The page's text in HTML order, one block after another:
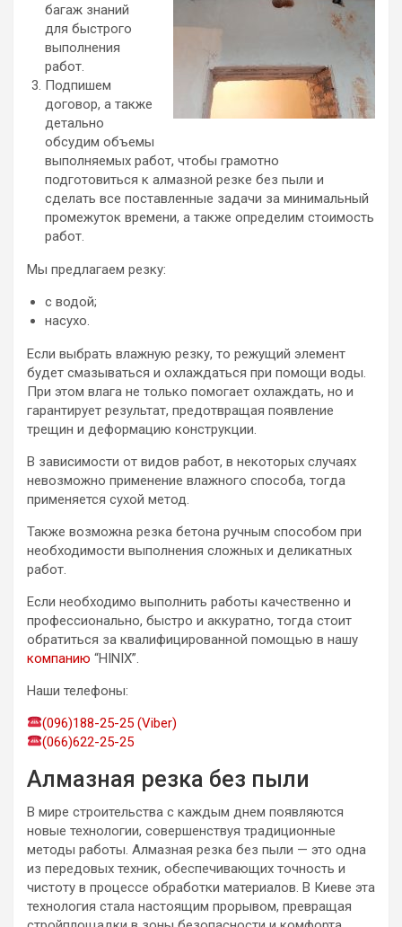
багаж знаний
для быстрого
выполнения
работ.
Подпишем
договор, а также
детально
обсудим объемы
выполняемых работ, чтобы грамотно
подготовиться к алмазной резке без пыли и
сделать все поставленные задачи за минимальный
промежуток времени, а также определим стоимость
работ.
Мы предлагаем резку:
с водой;
насухо.
Если выбрать влажную резку, то режущий элемент
будет смазываться и охлаждаться при помощи воды.
При этом влага не только помогает охлаждать, но и
гарантирует результат, предотвращая появление
трещин и деформацию конструкции.
В зависимости от видов работ, в некоторых случаях
невозможно применение влажного способа, тогда
применяется сухой метод.
Также возможна резка бетона ручным способом при
необходимости выполнения сложных и деликатных
работ.
Если необходимо выполнить работы качественно и
профессионально, быстро и аккуратно, тогда стоит
обратиться за квалифицированной помощью в нашу
компанию “HINIX”.
Наши телефоны:
(096)188-25-25 (Viber)
(066)622-25-25
Алмазная резка без пыли
В мире строительства с каждым днем появляются
новые технологии, совершенствуя традиционные
методы работы. Алмазная резка без пыли — это одна
из передовых техник, обеспечивающих точность и
чистоту в процессе обработки материалов. В Киеве эта
технология стала настоящим прорывом, превращая